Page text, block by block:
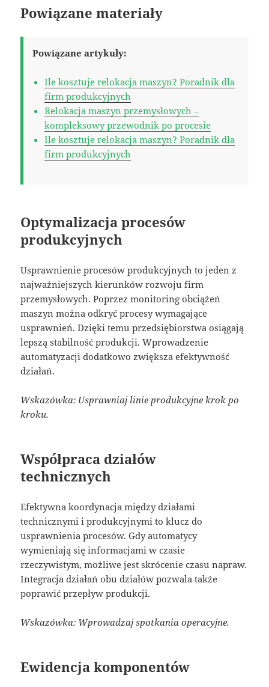
Powiązane materiały
Powiązane artykuły:
Ile kosztuje relokacja maszyn? Poradnik dla
firm produkcyjnych
Relokacja maszyn przemysłowych –
kompleksowy przewodnik po procesie
Ile kosztuje relokacja maszyn? Poradnik dla
firm produkcyjnych
Optymalizacja procesów
produkcyjnych
Usprawnienie procesów produkcyjnych to jeden z
najważniejszych kierunków rozwoju firm
przemysłowych. Poprzez monitoring obciążeń
maszyn można odkryć procesy wymagające
usprawnień. Dzięki temu przedsiębiorstwa osiągają
lepszą stabilność produkcji. Wprowadzenie
automatyzacji dodatkowo zwiększa efektywność
działań.
Wskazówka: Usprawniaj linie produkcyjne krok po
kroku.
Współpraca działów
technicznych
Efektywna koordynacja między działami
technicznymi i produkcyjnymi to klucz do
usprawnienia procesów. Gdy automatycy
wymieniają się informacjami w czasie
rzeczywistym, możliwe jest skrócenie czasu napraw.
Integracja działań obu działów pozwala także
poprawić przepływ produkcji.
Wskazówka: Wprowadzaj spotkania operacyjne.
Ewidencja komponentów